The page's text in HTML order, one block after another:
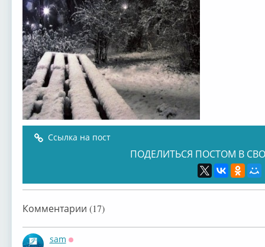
Ссылка на пост
ПОДЕЛИТЬСЯ ПОСТОМ В
Комментарии (17)
sam